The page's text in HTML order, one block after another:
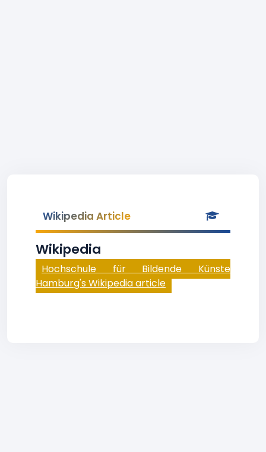
Wikipedia Article
Wikipedia
Hochschule für Bildende Künste
Hamburg's Wikipedia article